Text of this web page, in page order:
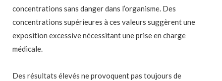
concentrations sans danger dans l’organisme. Des
concentrations supérieures à ces valeurs suggèrent une
exposition excessive nécessitant une prise en charge
médicale.
Des résultats élevés ne provoquent pas toujours de